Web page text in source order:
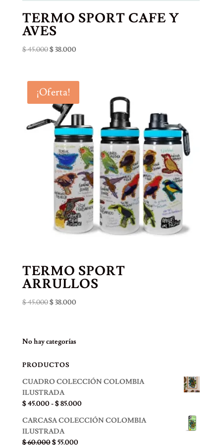
TERMO SPORT CAFE Y
AVES
$45.000El
era:
$ 45.000.
$38.000El
es:
¡Oferta!
TERMO SPORT
ARRULLOS
$45.000El
$ 45.000.
$38.000El
No hay categorías
PRODUCTOS
CUADRO COLECCIÓN COLOMBIA
ILUSTRADA
$45.000-$85.000Rango
precios:
CARCASA COLECCIÓN COLOMBIA
ILUSTRADA
$60.000El
$55.000El